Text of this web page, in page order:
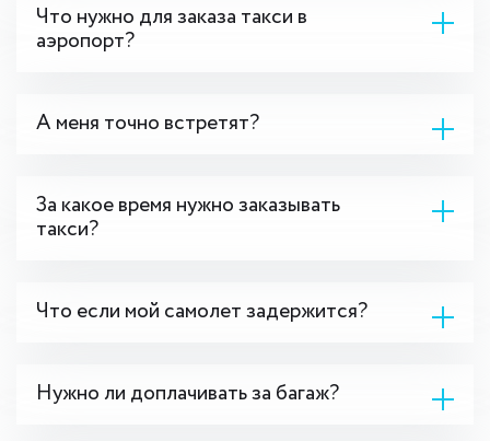
Что нужно для заказа такси в
аэропорт?
А меня точно встретят?
За какое время нужно заказывать
такси?
Что если мой самолет задержится?
Нужно ли доплачивать за багаж?